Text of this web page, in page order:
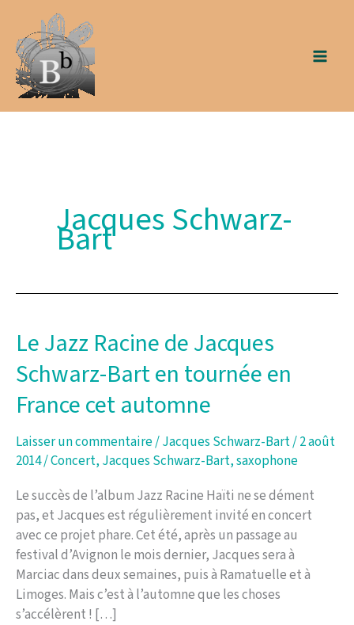
contenu
Jacques Schwarz-
Bart
Le Jazz Racine de Jacques
Schwarz-Bart en tournée en
France cet automne
Laisser un commentaire/Jacques Schwarz-Bart/2 août
2014/Concert, Jacques Schwarz-Bart,saxophone
Le succès de l’album Jazz Racine Haïti ne se dément
pas, et Jacques est régulièrement invité en concert
avec ce projet phare. Cet été, après un passage au
festival d’Avignon le mois dernier, Jacques sera à
Marciac dans deux semaines, puis à Ramatuelle et à
Limoges. Mais c’est à l’automne que les choses
s’accélèrent ! […]